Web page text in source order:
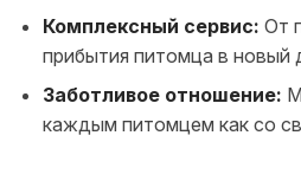
Комплексный сервис: От
прибытия питомца в новый
Заботливое отношение:
каждым питомцем как со